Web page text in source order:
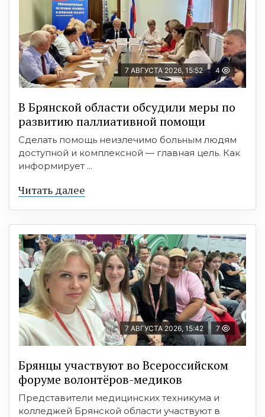
7 АВГУСТА 2026, 15:52 4
В Брянской области обсудили меры по
развитию паллиативной помощи
Сделать помощь неизлечимо больным людям
доступной и комплексной — главная цель. Как
информирует ...
Читать далее
7 АВГУСТА 2026, 15:42 7
Брянцы участвуют во Всероссийском
форуме волонтёров-медиков
Представители медицинских техникума и
колледжей Брянской области участвуют в